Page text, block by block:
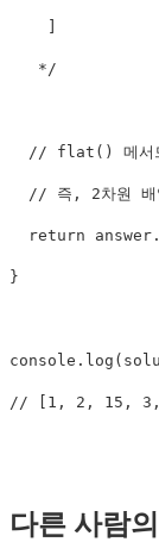
   */
// flat() 메서드
// 즉, 2차원 배
return answer .
}
console . log (
// [1, 2, 15, 3,
다른 사람의